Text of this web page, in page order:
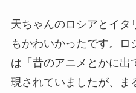
天ちゃんのロシアとイタ
もかわいかったです。
は「昔のアニメとかに出
現されていましたが、ま